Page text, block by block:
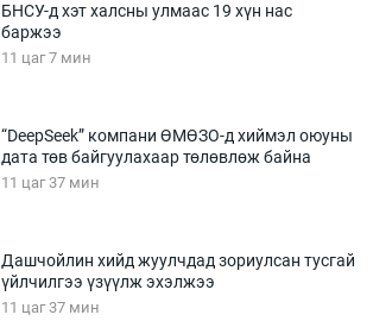
БНСУ-д хэт халсны улмаас 19 хүн нас
баржээ
11 цаг 7 мин
“DeepSeek” компани ӨМӨЗО-д хиймэл оюуны
дата төв байгуулахаар төлөвлөж байна
11 цаг 37 мин
Дашчойлин хийд жуулчдад зориулсан тусгай
үйлчилгээ үзүүлж эхэлжээ
11 цаг 37 мин